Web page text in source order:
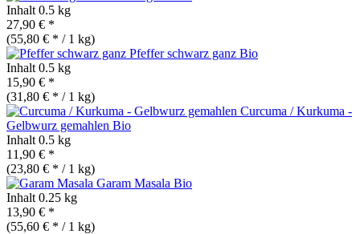
Inhalt 0.5 kg
27,90 € *
(55,80 € * / 1 kg)
Pfeffer schwarz ganz Bio
Inhalt 0.5 kg
15,90 € *
(31,80 € * / 1 kg)
Curcuma / Kurkuma -
Gelbwurz gemahlen Bio
Inhalt 0.5 kg
11,90 € *
(23,80 € * / 1 kg)
Garam Masala Bio
Inhalt 0.25 kg
13,90 € *
(55,60 € * / 1 kg)